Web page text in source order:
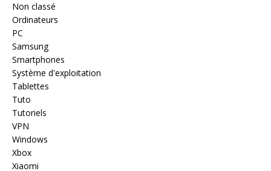
Non classé
Ordinateurs
PC
Samsung
Smartphones
Système d'exploitation
Tablettes
Tuto
Tutoriels
VPN
Windows
Xbox
Xiaomi